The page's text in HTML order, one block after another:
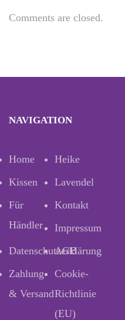
Comments are closed.
NAVIGATION
Home
Heike
Kissen
Lavendel
Für
Händler
Kontakt
Impressum
Datenschutzerklärung
AGB
Zahlung
& Versand
Cookie-
Richtlinie
(EU)